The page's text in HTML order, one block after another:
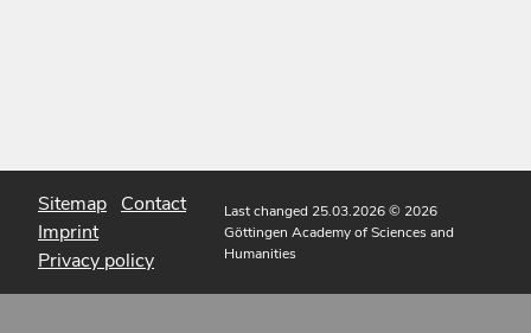
Sitemap Contact
Imprint
Privacy policy
Last changed 25.03.2026© 2026
Göttingen Academy of Sciences and
Humanities